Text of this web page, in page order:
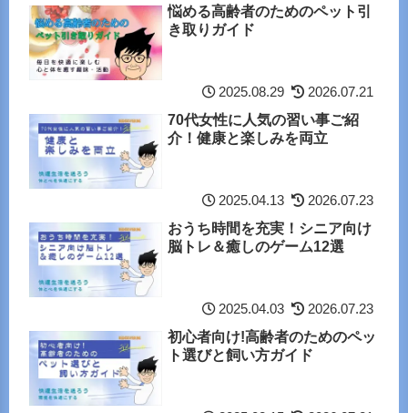
悩める高齢者のためのペット引
き取りガイド
2025.08.29 2026.07.21
70代女性に人気の習い事ご紹
介！健康と楽しみを両立
2025.04.13 2026.07.23
おうち時間を充実！シニア向け
脳トレ＆癒しのゲーム12選
2025.04.03 2026.07.23
初心者向け!高齢者のためのペッ
ト選びと飼い方ガイド